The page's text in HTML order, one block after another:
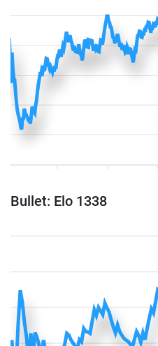
Bullet: Elo 1338